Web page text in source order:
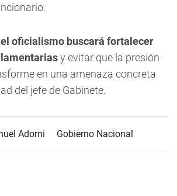
el oficialismo buscará fortalecer
y evitar que la presión
en una amenaza concreta
del jefe de Gabinete.
Adorni Gobierno Nacional